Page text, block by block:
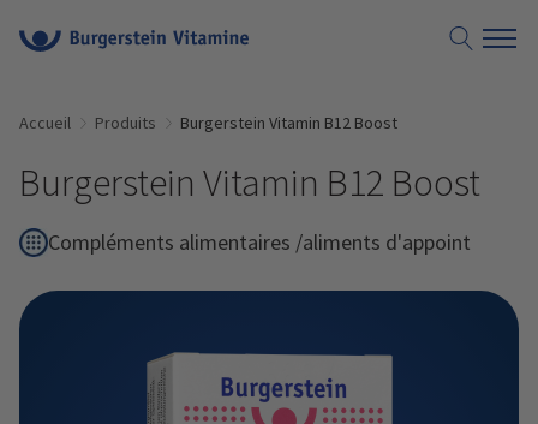
Accueil Produits Burgerstein Vitamin B12 Boost
Burgerstein Vitamin B12 Boost
Compléments alimentaires /aliments d'appoint